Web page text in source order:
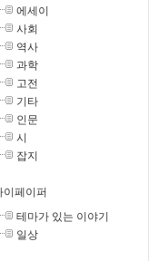
에세이
사회
역사
과학
고전
기타
인문
시
잡지
이페이퍼
테마가 있는 이야기
일상